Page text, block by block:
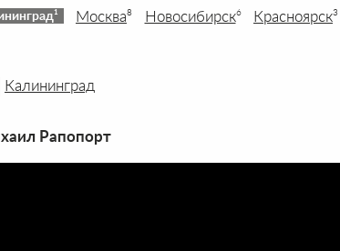
1 Москва8 Новосибирск6 Красноярск3
Калининград
Рапопорт